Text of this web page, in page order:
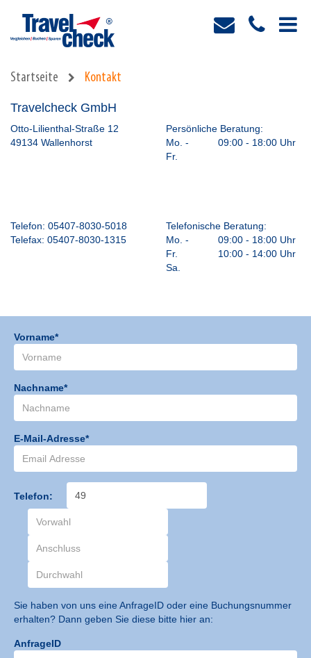
Startseite Kontakt
Travelcheck GmbH
Otto-Lilienthal-Straße 12
Persönliche Beratung:
49134 Wallenhorst
Mo. -
Fr.
09:00 - 18:00 Uhr
Telefon: 05407-8030-5018
Telefonische Beratung:
Telefax: 05407-8030-1315
Mo. -
Fr.
Sa.
09:00 - 18:00 Uhr
10:00 - 14:00 Uhr
Vorname*
Nachname*
E-Mail-Adresse*
Telefon:
Sie haben von uns eine AnfrageID oder eine Buchungsnummer
erhalten? Dann geben Sie diese bitte hier an:
AnfrageID